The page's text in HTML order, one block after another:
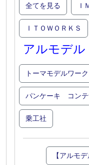
全てを見る Ｉ
ＩＴＯＷＯＲＫＳ
アルモデル
トーマモデルワー
パンケーキ コン
乗工社
【アルモ